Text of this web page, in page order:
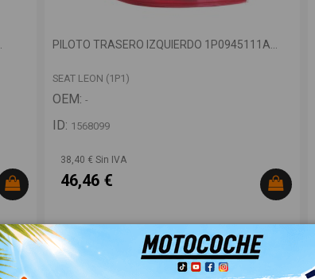
PILOTO TRASERO IZQUIERDO 1P0945111A...
SEAT LEON (1P1)
OEM: -
ID: 1568099
38,40 € Sin IVA
46,46 €